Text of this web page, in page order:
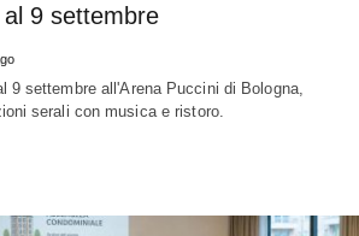
9 settembre
9 settembre all'Arena Puccini di Bologna,
serali con musica e ristoro.